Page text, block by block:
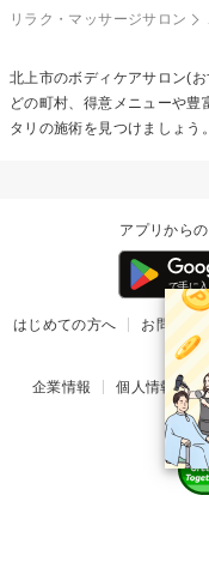
リラク・マッサージサロン
北上市のボディケアサロン(
どの町村、得意メニューや豊
タリの施術を見つけましょう
アプリから
はじめての方へ お問い合
掲
企業情報 個人情報保護
©